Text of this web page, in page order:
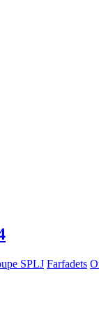
SPLJ Farfadets